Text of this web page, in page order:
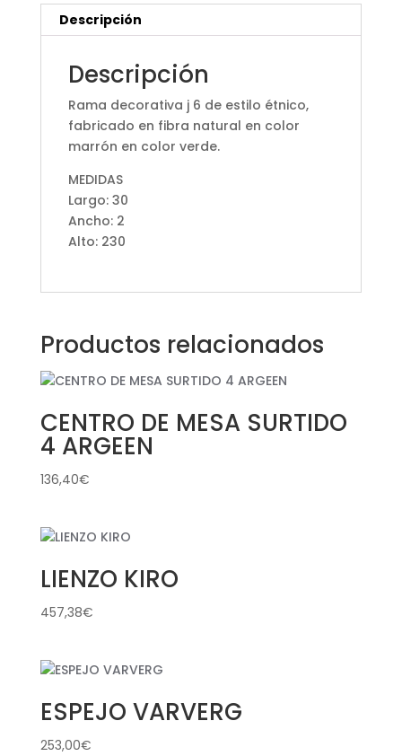
Descripción
Descripción
Rama decorativa j 6 de estilo étnico,
fabricado en fibra natural en color
marrón en color verde.
MEDIDAS
Largo: 30
Ancho: 2
Alto: 230
Productos relacionados
CENTRO DE MESA SURTIDO
4 ARGEEN
136,40€
LIENZO KIRO
457,38€
ESPEJO VARVERG
253,00€